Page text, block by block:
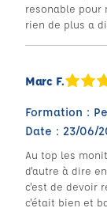
resonable pour
rien de plus a
Marc F.
Formation :
Date : 23/06/
Au top les
d'autre à dire
c'est de devoir
c'était bien et